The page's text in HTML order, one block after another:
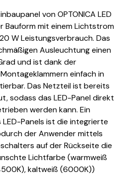
von OPTONICA LED
Bauform mit einem Lichtstrom
W Leistungsverbrauch. Das
Ausleuchtung einen
und ist dank der
einfach in
Das Netzteil ist bereits
sodass das LED-Panel direkt
werden kann. Ein
Panels ist die integrierte
der Anwender mittels
auf der Rückseite die
Lichtfarbe (warmweiß
kaltweiß (6000K))